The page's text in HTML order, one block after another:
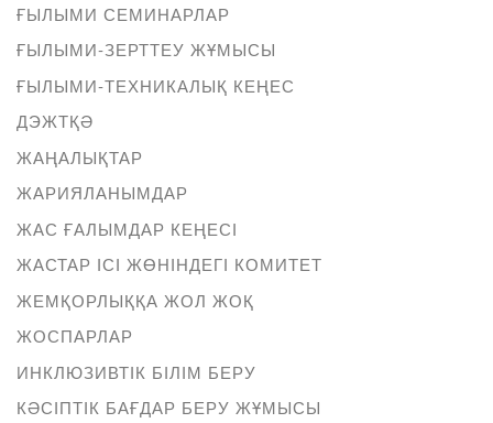
ҒЫЛЫМИ СЕМИНАРЛАР
ҒЫЛЫМИ-ЗЕРТТЕУ ЖҰМЫСЫ
ҒЫЛЫМИ-ТЕХНИКАЛЫҚ КЕҢЕС
ДЭЖТҚӘ
ЖАҢАЛЫҚТАР
ЖАРИЯЛАНЫМДАР
ЖАС ҒАЛЫМДАР КЕҢЕСІ
ЖАСТАР ІСІ ЖӨНІНДЕГІ КОМИТЕТ
ЖЕМҚОРЛЫҚҚА ЖОЛ ЖОҚ
ЖОСПАРЛАР
ИНКЛЮЗИВТІК БІЛІМ БЕРУ
КӘСІПТІК БАҒДАР БЕРУ ЖҰМЫСЫ